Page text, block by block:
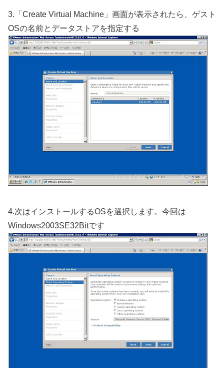
3.「Create Virtual Machine」画面が表示されたら、ゲスト
OSの名前とデータストアを指定する
4.次はインストールするOSを選択します。今回は
Windows2003SE32Bitです